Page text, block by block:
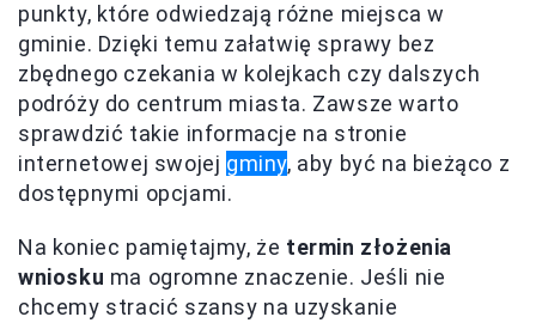
punkty, które odwiedzają różne miejsca w
gminie. Dzięki temu załatwię sprawy bez
zbędnego czekania w kolejkach czy dalszych
podróży do centrum miasta. Zawsze warto
sprawdzić takie informacje na stronie
internetowej swojej gminy, aby być na bieżąco z
dostępnymi opcjami.
Na koniec pamiętajmy, że termin złożenia
wniosku ma ogromne znaczenie. Jeśli nie
chcemy stracić szansy na uzyskanie